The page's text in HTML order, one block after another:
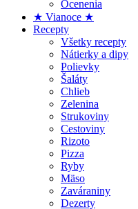
Ocenenia
★ Vianoce ★
Recepty
Všetky recepty
Nátierky a dipy
Polievky
Šaláty
Chlieb
Zelenina
Strukoviny
Cestoviny
Rizoto
Pizza
Ryby
Mäso
Zaváraniny
Dezerty